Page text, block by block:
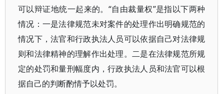
可以辩证地统一起来的。“自由裁量权”是指以下两种
情况：一是法律规范未对案件的处理作出明确规范的
情况下，法官和行政执法人员可以依据自己对法律规
则和法律精神的理解作出处理。二是在法律规范所规
定的处罚和量刑幅度内，行政执法人员和法官可以根
据自己的判断酌情予以处罚。